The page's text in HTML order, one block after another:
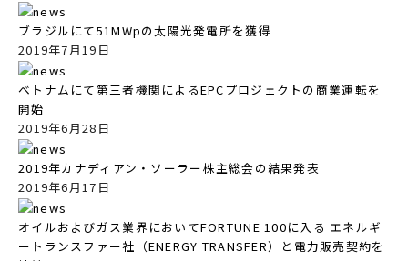
ブラジルにて51MWpの太陽光発電所を獲得
2019年7月19日
ベトナムにて第三者機関によるEPCプロジェクトの商業運転を
開始
2019年6月28日
2019年カナディアン・ソーラー株主総会の結果発表
2019年6月17日
オイルおよびガス業界においてFORTUNE 100に入る エネルギ
ートランスファー社（ENERGY TRANSFER）と電力販売契約を